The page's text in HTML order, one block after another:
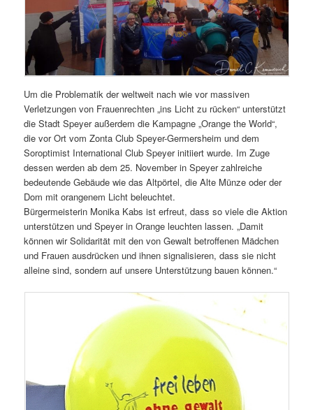
Um die Problematik der weltweit nach wie vor massiven
Verletzungen von Frauenrechten „ins Licht zu rücken“ unterstützt
die Stadt Speyer außerdem die Kampagne „Orange the World“,
die vor Ort vom Zonta Club Speyer-Germersheim und dem
Soroptimist International Club Speyer initiiert wurde. Im Zuge
dessen werden ab dem 25. November in Speyer zahlreiche
bedeutende Gebäude wie das Altpörtel, die Alte Münze oder der
Dom mit orangenem Licht beleuchtet.
Bürgermeisterin Monika Kabs ist erfreut, dass so viele die Aktion
unterstützen und Speyer in Orange leuchten lassen. „Damit
können wir Solidarität mit den von Gewalt betroffenen Mädchen
und Frauen ausdrücken und ihnen signalisieren, dass sie nicht
alleine sind, sondern auf unsere Unterstützung bauen können.“